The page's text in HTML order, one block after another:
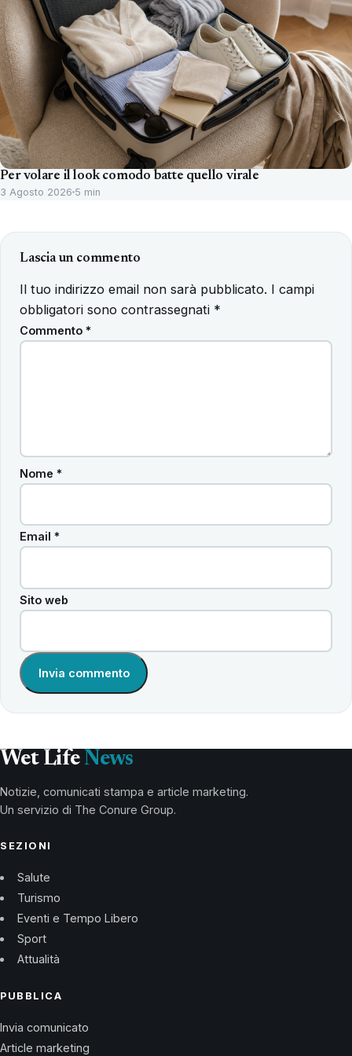
Per volare il look comodo batte quello virale
3 Agosto 2026 5 min
Lascia un commento
Il tuo indirizzo email non sarà pubblicato. I campi
obbligatori sono contrassegnati *
Commento *
Nome *
Email *
Sito web
Wet Life News
Notizie, comunicati stampa e article marketing.
Un servizio di The Conure Group.
SEZIONI
Salute
Turismo
Eventi e Tempo Libero
Sport
Attualità
PUBBLICA
Invia comunicato
Article marketing